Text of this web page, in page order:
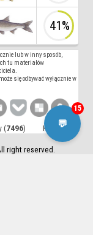
41%
lub w inny sposób,
tu materiałów
się odbywać wyłącznie w
(7496) Kontakt
right reserved.
💬
15